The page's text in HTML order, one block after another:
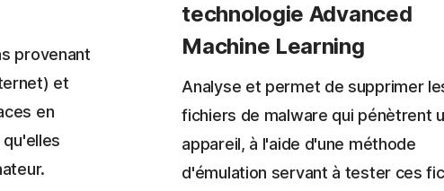
provenant
et
en
technologie Advanced
Machine Learning
Analyse et permet de supprimer
fichiers de malware qui pénètrent
appareil, à l'aide d'une méthode
d'émulation servant à tester ces